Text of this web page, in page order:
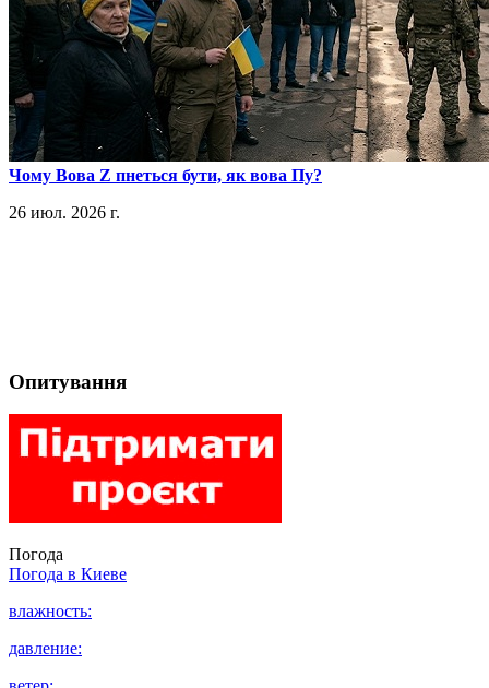
​Чому Вова Z пнеться бути, як вова Пу?
26 июл. 2026 г.
Опитування
Погода
Погода в Киеве
влажность:
давление: